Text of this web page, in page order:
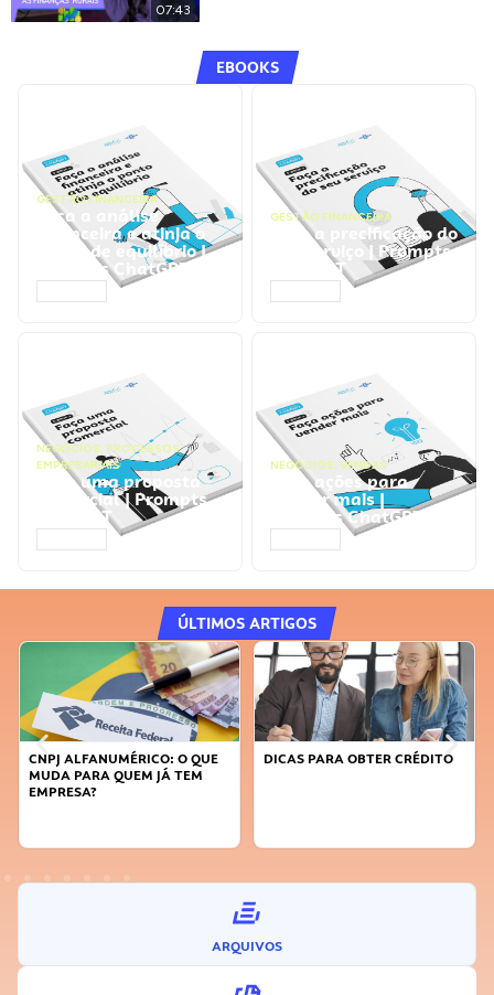
07:43
EBOOKS
GESTÃO FINANCEIRA
Faça a análise
financeira e atinja o
ponto de equilíbrio |
Prompts ChatGPT
GESTÃO FINANCEIRA
Faça a precificação do
seu serviço | Prompts
ChatGPT
NEGÓCIOS, PROCESSOS
EMPRESARIAIS
Faça uma proposta
comercial | Prompts
ChatGPT
NEGÓCIOS, VENDAS
Faça ações para
vender mais |
Prompts ChatGPT
ÚLTIMOS ARTIGOS
DICAS PARA OBTER CRÉDITO
FAÇA A DIFERENÇA: SEJA
ARQUIVOS